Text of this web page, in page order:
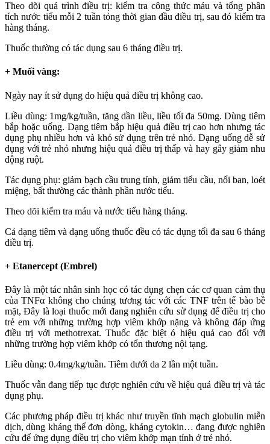
Theo dõi quá trình điều trị: kiểm tra công thức máu và tổng phân
tích nước tiểu mỗi 2 tuần tỏng thời gian đầu điều trị, sau đó kiểm tra
hàng tháng.
Thuốc thường có tác dụng sau 6 tháng điều trị.
+ Muối vàng:
Ngày nay ít sử dụng do hiệu quả điều trị không cao.
Liều dùng: 1mg/kg/tuần, tăng dần liều, liều tối đa 50mg. Dùng tiêm
bắp hoặc uống. Dạng tiêm bắp hiệu quả điều trị cao hơn nhưng tác
dụng phụ nhiều hơn và khó sử dụng trên trẻ nhỏ. Dạng uống dễ sử
dụng với trẻ nhỏ nhưng hiệu quả điều trị thấp và hay gây giảm nhu
động ruột.
Tác dụng phụ: giảm bạch cầu trung tính, giảm tiểu cầu, nổi ban, loét
miệng, bất thường các thành phần nước tiểu.
Theo dõi kiểm tra máu và nước tiểu hàng tháng.
Cả dạng tiêm và dạng uống thuốc đều có tác dụng tối đa sau 6 tháng
điều trị.
+ Etanercept (Embrel)
Đây là một tác nhân sinh học có tác dụng chẹn các cơ quan cảm thụ
của TNFα không cho chúng tương tác với các TNF trên tế bào bề
mặt, Đây là loại thuốc mới đang nghiên cứu sử dụng để điều trị cho
trẻ em với những trường hợp viêm khớp nặng và không đáp ứng
điều trị với methotrexat. Thuốc đặc biệt ó hiệu quả cao đối với
những trường hợp viêm khớp có tổn thương nội tạng.
Liều dùng: 0.4mg/kg/tuần. Tiêm dưới da 2 lần một tuần.
Thuốc vẫn đang tiếp tục được nghiên cứu về hiệu quả điều trị và tác
dụng phụ.
Các phương pháp điều trị khác như truyền tĩnh mạch globulin miễn
dịch, dùng kháng thể đơn dòng, kháng cytokin… đang được nghiên
cứu để ứng dụng điều trị cho viêm khớp mạn tính ở trẻ nhỏ.